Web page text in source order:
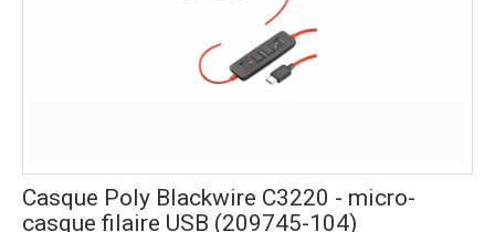
Casque Poly Blackwire C3220 - micro-
casque filaire USB (209745-104)